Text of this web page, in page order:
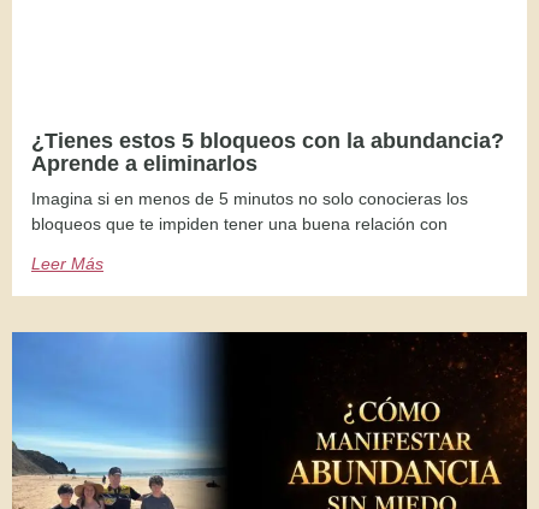
¿Tienes estos 5 bloqueos con la abundancia?
Aprende a eliminarlos
Imagina si en menos de 5 minutos no solo conocieras los
bloqueos que te impiden tener una buena relación con
Leer Más